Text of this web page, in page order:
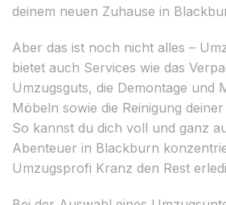
deinem neuen Zuhause in
Aber das ist noch nicht alles –
bietet auch Services wie das
Umzugsguts, die Demontage und
Möbeln sowie die Reinigung
So kannst du dich voll und ganz
Abenteuer in Blackburn
Umzugsprofi Kranz den Rest